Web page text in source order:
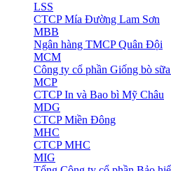
LSS
CTCP Mía Đường Lam Sơn
MBB
Ngân hàng TMCP Quân Đội
MCM
Công ty cổ phần Giống bò
MCP
CTCP In và Bao bì Mỹ Châu
MDG
CTCP Miền Đông
MHC
CTCP MHC
MIG